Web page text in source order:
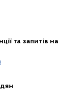
та запитів на